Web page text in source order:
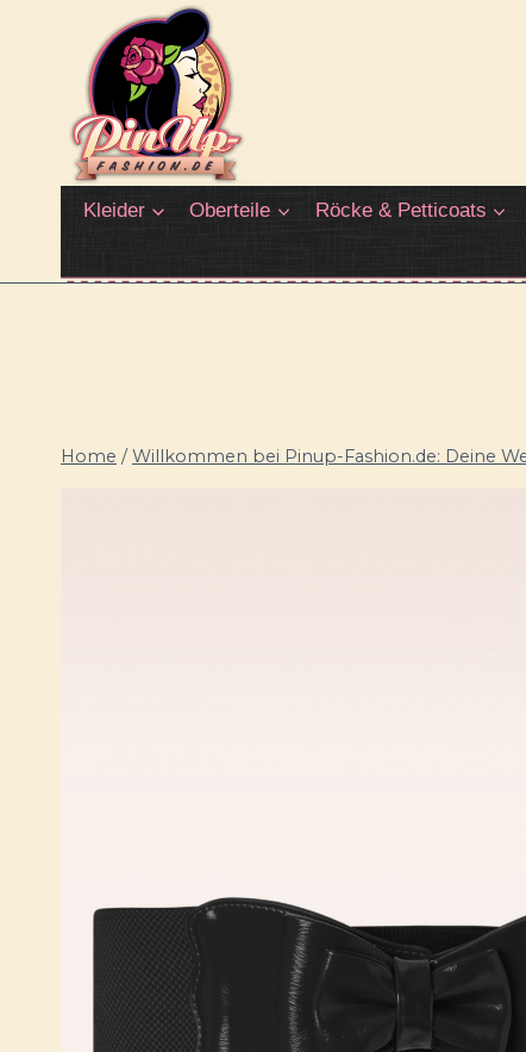
springen
Kleider Oberteile Röcke & Petticoats
Home / Willkommen bei Pinup-Fashion.de: Deine